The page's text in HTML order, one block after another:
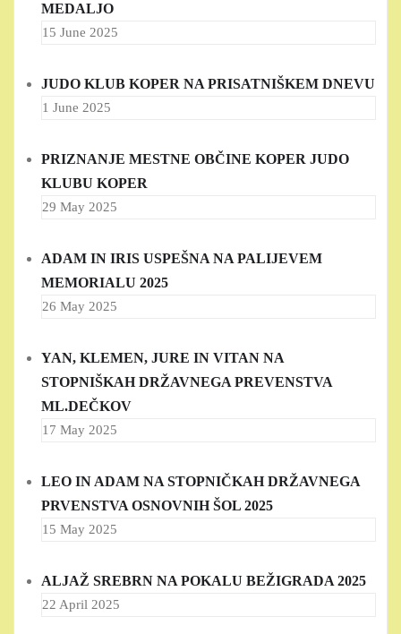
MEDALJO
15 June 2025
JUDO KLUB KOPER NA PRISATNIŠKEM DNEVU
1 June 2025
PRIZNANJE MESTNE OBČINE KOPER JUDO
KLUBU KOPER
29 May 2025
ADAM IN IRIS USPEŠNA NA PALIJEVEM
MEMORIALU 2025
26 May 2025
YAN, KLEMEN, JURE IN VITAN NA
STOPNIŠKAH DRŽAVNEGA PREVENSTVA
ML.DEČKOV
17 May 2025
LEO IN ADAM NA STOPNIČKAH DRŽAVNEGA
PRVENSTVA OSNOVNIH ŠOL 2025
15 May 2025
ALJAŽ SREBRN NA POKALU BEŽIGRADA 2025
22 April 2025